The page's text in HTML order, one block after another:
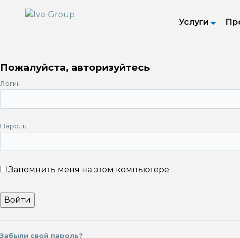
Услуги
Пожалуйста, авторизуйтесь
Логин
Пароль
Запомнить меня на этом компьютере
Забыли свой пароль?